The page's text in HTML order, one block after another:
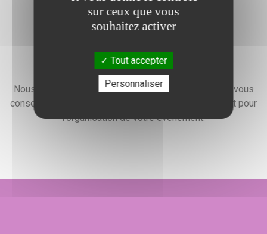
Devis gratuit
Nous faisons preuve d'une grande disponibilité pour vous
conseiller, vous renseigner et élaborer un devis gratuit pour
l'organisation de votre événement.
sur ceux que vous
souhaitez activer
Tout accepter
Personnaliser